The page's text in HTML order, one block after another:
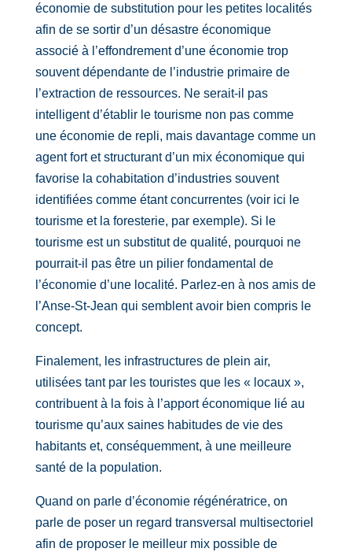
économie de substitution pour les petites localités
afin de se sortir d’un désastre économique
associé à l’effondrement d’une économie trop
souvent dépendante de l’industrie primaire de
l’extraction de ressources. Ne serait-il pas
intelligent d’établir le tourisme non pas comme
une économie de repli, mais davantage comme un
agent fort et structurant d’un mix économique qui
favorise la cohabitation d’industries souvent
identifiées comme étant concurrentes (voir ici le
tourisme et la foresterie, par exemple). Si le
tourisme est un substitut de qualité, pourquoi ne
pourrait-il pas être un pilier fondamental de
l’économie d’une localité. Parlez-en à nos amis de
l’Anse-St-Jean qui semblent avoir bien compris le
concept.
Finalement, les infrastructures de plein air,
utilisées tant par les touristes que les « locaux »,
contribuent à la fois à l’apport économique lié au
tourisme qu’aux saines habitudes de vie des
habitants et, conséquemment, à une meilleure
santé de la population.
Quand on parle d’économie régénératrice, on
parle de poser un regard transversal multisectoriel
afin de proposer le meilleur mix possible de